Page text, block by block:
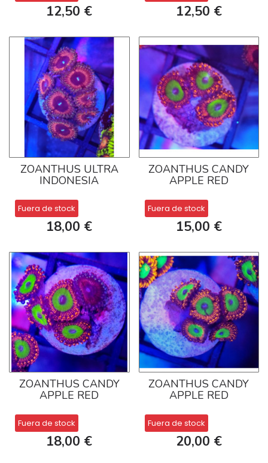
12,50 € 12,50 €
ZOANTHUS ULTRA
INDONESIA
Fuera de stock
18,00 €
ZOANTHUS CANDY
APPLE RED
Fuera de stock
15,00 €
ZOANTHUS CANDY
APPLE RED
Fuera de stock
18,00 €
ZOANTHUS CANDY
APPLE RED
Fuera de stock
20,00 €